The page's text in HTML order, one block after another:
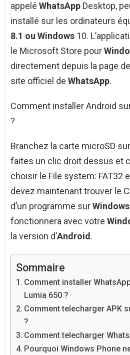
appelé WhatsApp Desktop,
installé sur les ordinateurs
8.1 ou Windows 10.
le Microsoft Store pour
directement depuis la page
site officiel de WhatsApp.
Comment installer Android
?
Branchez la carte microSD
faites un clic droit dessus et
choisir le File system: FAT32
devez maintenant trouver le
d’un programme surWindows
fonctionnera avec votre
la version d’Android .
Sommaire
Comment installer
Lumia 650 ?
Comment telecharger APK
?
Comment telecharger
Pourquoi Windows Phone